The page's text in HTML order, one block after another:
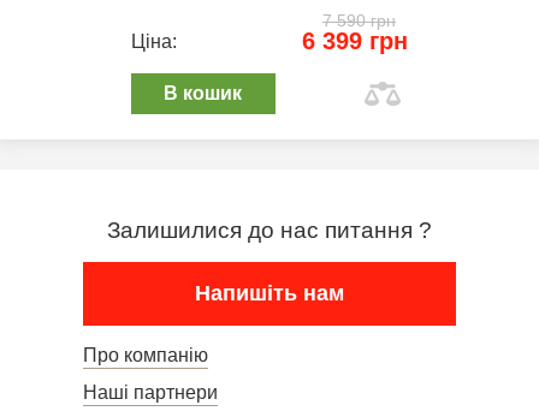
7 590 грн
Ціна: 6 399 грн
В кошик
Залишилися до нас питання ?
Напишіть нам
Про компанію
Наші партнери